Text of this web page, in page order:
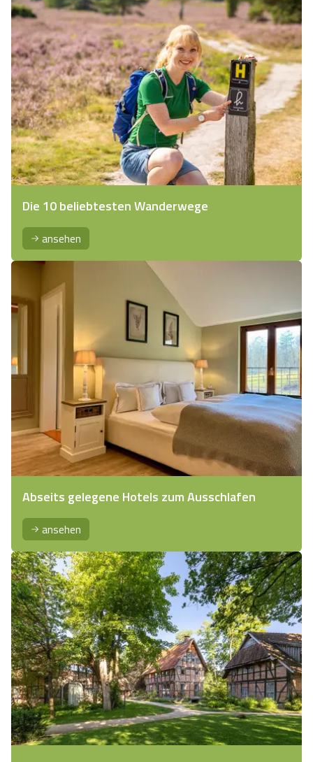
Die 10 beliebtesten Wanderwege
ansehen
Abseits gelegene Hotels zum Ausschlafen
ansehen